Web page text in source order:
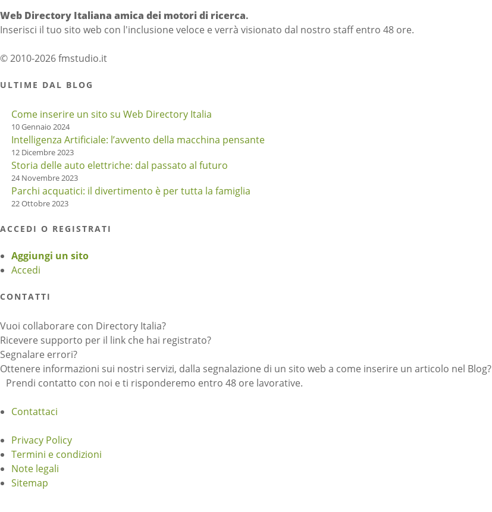
Web Directory Italiana amica dei motori di ricerca.
Inserisci il tuo sito web con l'inclusione veloce e verrà visionato dal nostro staff entro 48 ore.
© 2010-2026 fmstudio.it
ULTIME DAL BLOG
Come inserire un sito su Web Directory Italia
10 Gennaio 2024
Intelligenza Artificiale: l’avvento della macchina pensante
12 Dicembre 2023
Storia delle auto elettriche: dal passato al futuro
24 Novembre 2023
Parchi acquatici: il divertimento è per tutta la famiglia
22 Ottobre 2023
ACCEDI O REGISTRATI
Aggiungi un sito
Accedi
CONTATTI
Vuoi collaborare con Directory Italia?
Ricevere supporto per il link che hai registrato?
Segnalare errori?
Ottenere informazioni sui nostri servizi, dalla segnalazione di un sito web a come inserire un articolo nel Blog?
Prendi contatto con noi e ti risponderemo entro 48 ore lavorative.
Contattaci
Privacy Policy
Termini e condizioni
Note legali
Sitemap